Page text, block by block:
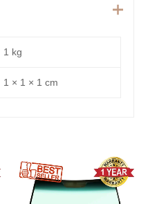
1 kg
1 × 1 × 1 cm